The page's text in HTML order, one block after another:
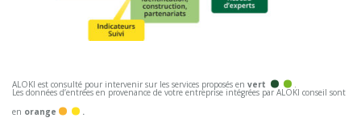
ALOKI est consulté pour intervenir sur les services proposés en vert .. .
Les données d’entrées en provenance de votre entreprise intégrées par ALOKI conseil sont
en orange...